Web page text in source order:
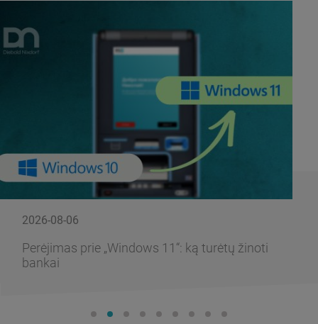
2026-08-06
Perėjimas prie „Windows 11“: ką turėtų žinoti
bankai